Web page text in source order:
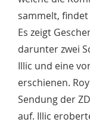
sammelt,
Es zeigt
darunter zwei
Illic und eine
erschienen.
Sendung der
auf. Illic